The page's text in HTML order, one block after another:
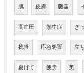
肌 皮膚 臓器
高血圧 熱中症 ぎ
捻挫 応急処置 立
夏ばて 疲労 美